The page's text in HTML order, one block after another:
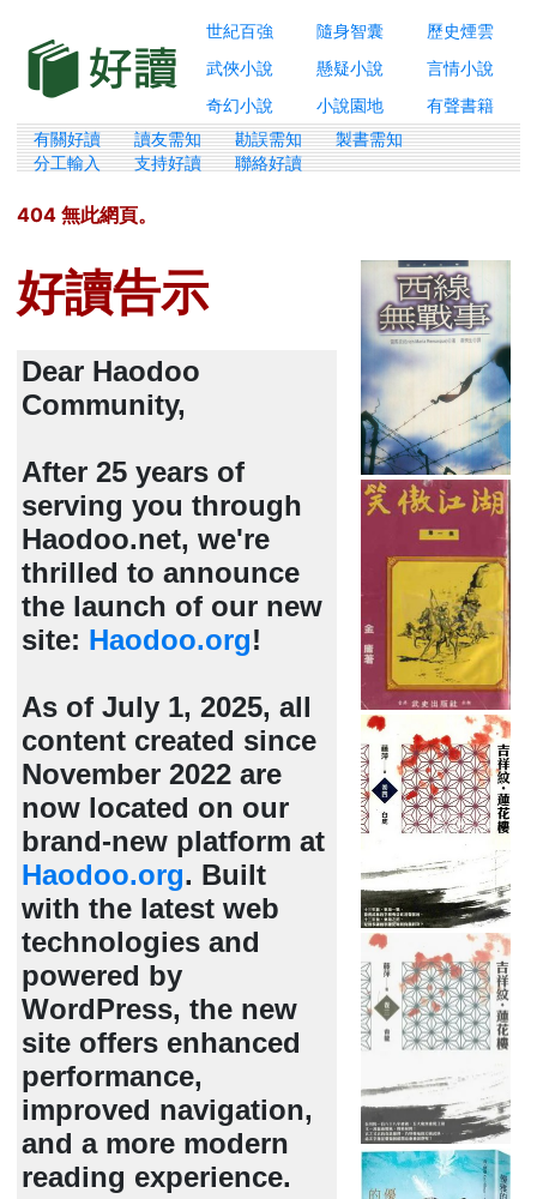
世紀百強 隨身智囊
歷史煙雲
武俠小說
懸疑小說
言情小說
奇幻小說
小說園地 有聲書籍
有關好讀 讀友需知 勘誤需知
製書需知
分工輸入
支持好讀 聯絡好讀
404 無此網頁。
好讀告示
Dear Haodoo
Community,
After 25 years of
serving you through
Haodoo.net, we're
thrilled to announce
the launch of our new
site: Haodoo.org!
As of July 1, 2025, all
content created since
November 2022 are
now located on our
brand-new platform at
Haodoo.org. Built
with the latest web
technologies and
powered by
WordPress, the new
site offers enhanced
performance,
improved navigation,
and a more modern
reading experience.